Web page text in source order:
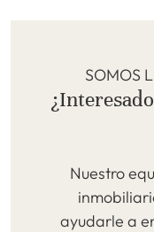
SOMOS
Nuestro
ayudarle a